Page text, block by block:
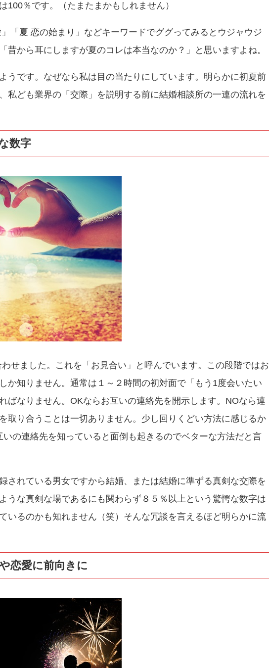
100％です。（たまたまかもしれません）
「夏 恋の始まり」などキーワードでググってみるとウジャウジ
昔から耳にしますが夏のコレは本当なのか？」と思いますよね。
うです。なぜなら私は目の当たりにしています。明らかに初夏前
私ども業界の「交際」を説明する前に結婚相談所の一連の流れを
数字
せました。これを「お見合い」と呼んでいます。この段階ではお
か知りません。通常は１～２時間の初対面で「もう1度会いたい
ばなりません。OKならお互いの連絡先を開示します。NOなら連
取り合うことは一切ありません。少し回りくどい方法に感じるか
の連絡先を知っていると面倒も起きるのでベターな方法だと言
されている男女ですから結婚、または結婚に準ずる真剣な交際を
うな真剣な場であるにも関わらず８５％以上という驚愕な数字は
いるのかも知れません（笑）そんな冗談を言えるほど明らかに流
恋愛に前向きに